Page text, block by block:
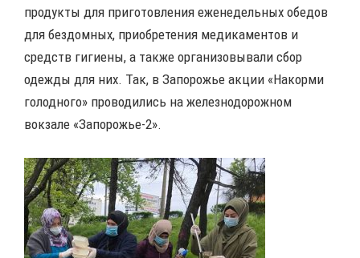
продукты для приготовления еженедельных обедов
для бездомных, приобретения медикаментов и
средств гигиены, а также организовывали сбор
одежды для них. Так, в Запорожье акции «Накорми
голодного» проводились на железнодорожном
вокзале «Запорожье-2».